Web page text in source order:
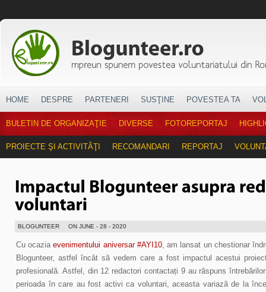
HOME DESPRE PARTENERI SUSŢINE POVESTEA TA
BULETIN DE ORGANIZAŢIE DIVERSE FOTOREPORTAJ
PROIECTE ŞI ACTIVITĂŢI RECOMANDARI REPORTAJ
BLOGUNTEER ON JUNE - 28 - 2020
Cu ocaziaevenimentului aniversar #AYI10, am lansat un chestionar
Blogunteer, astfel încât să vedem care a fost impactul acestui
profesională. Astfel, din 12 redactori contactați 9 au răspuns
perioada în care au fost activi ca voluntari, aceasta variază de la